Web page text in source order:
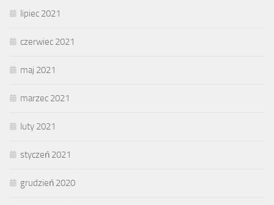
lipiec 2021
czerwiec 2021
maj 2021
marzec 2021
luty 2021
styczeń 2021
grudzień 2020